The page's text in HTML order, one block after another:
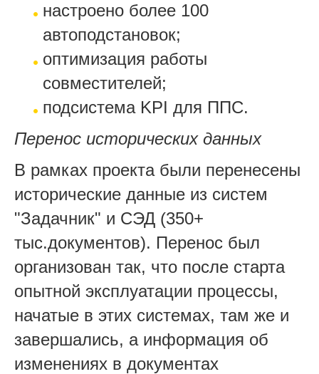
настроено более 100
автоподстановок;
оптимизация работы
совместителей;
подсистема KPI для ППС.
Перенос исторических данных
В рамках проекта были перенесены
исторические данные из систем
"Задачник" и СЭД (350+
тыс.документов). Перенос был
организован так, что после старта
опытной эксплуатации процессы,
начатые в этих системах, там же и
завершались, а информация об
изменениях в документах